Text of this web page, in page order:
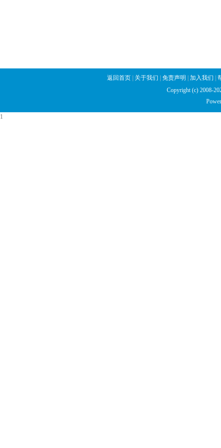
返回首页 关于我们 免责声明 加入我们
Copyright (c) 2008-
1